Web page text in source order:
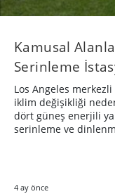
Kamusal
Serinleme
Los Angeles merkezli
iklim değişikliği
dört güneş enerjili
serinleme ve
4 ay önce